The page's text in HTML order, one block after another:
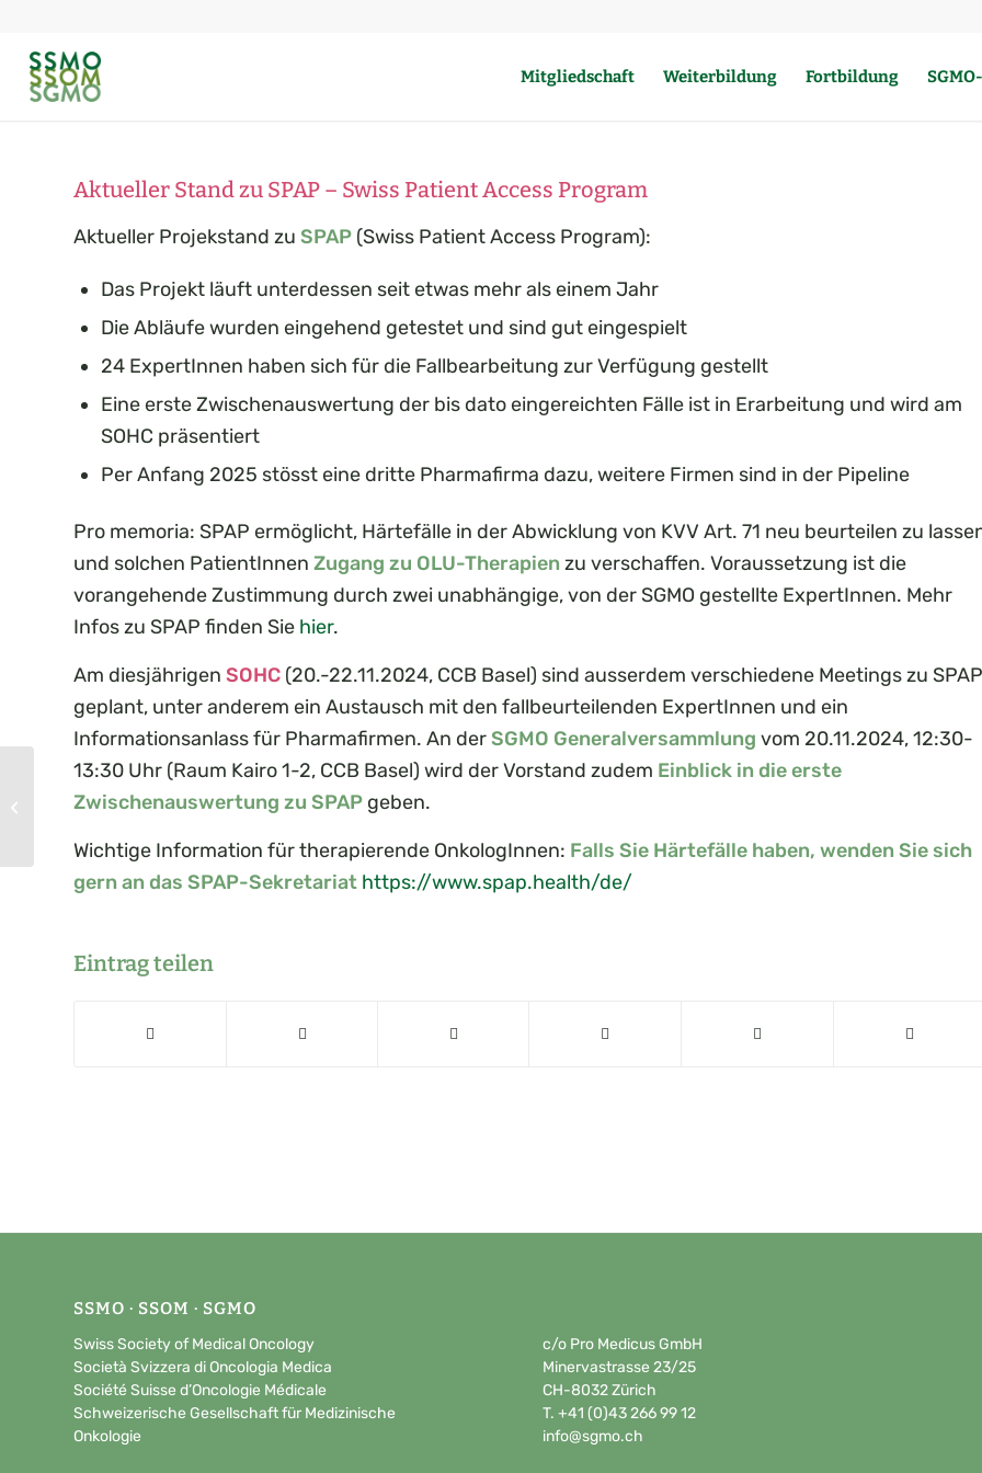
Mitgliedschaft Weiterbildung Fortbildung
Aktueller Stand zu SPAP – Swiss Patient Access Program
Aktueller Projekstand zu SPAP (Swiss Patient Access Program):
Das Projekt läuft unterdessen seit etwas mehr als einem Jahr
Die Abläufe wurden eingehend getestet und sind gut eingespielt
24 ExpertInnen haben sich für die Fallbearbeitung zur Verfügung gestellt
Eine erste Zwischenauswertung der bis dato eingereichten Fälle ist in Erarbeitung und wird am
SOHC präsentiert
Per Anfang 2025 stösst eine dritte Pharmafirma dazu, weitere Firmen sind in der Pipeline
Pro memoria: SPAP ermöglicht, Härtefälle in der Abwicklung von KVV Art. 71 neu beurteilen zu
und solchen PatientInnen Zugang zu OLU-Therapien zu verschaffen. Voraussetzung ist die
vorangehende Zustimmung durch zwei unabhängige, von der SGMO gestellte ExpertInnen. Mehr
Infos zu SPAP finden Sie hier.
Am diesjährigen SOHC (20.-22.11.2024, CCB Basel) sind ausserdem verschiedene Meetings zu SPAP
geplant, unter anderem ein Austausch mit den fallbeurteilenden ExpertInnen und ein
Informationsanlass für Pharmafirmen. An derSGMO Generalversammlung vom 20.11.2024, 12:30-
13:30 Uhr (Raum Kairo 1-2, CCB Basel) wird der Vorstand zudem Einblick in die erste
Zwischenauswertung zu SPAP geben.
Wichtige Information für therapierende OnkologInnen: Falls Sie Härtefälle haben, wenden Sie sich
gern an das SPAP-Sekretariat https://www.spap.health/de/
Eintrag teilen
SSMO · SSOM · SGMO
Swiss Society of Medical Oncology
Società Svizzera di Oncologia Medica
Société Suisse d’Oncologie Médicale
Schweizerische Gesellschaft für Medizinische
Onkologie
c/o Pro Medicus GmbH
Minervastrasse 23/25
CH-8032 Zürich
T. +41 (0)43 266 99 12
info@sgmo.ch
SGMO Curriculum – die neue
Fortbildungsreihe der Medizinischen